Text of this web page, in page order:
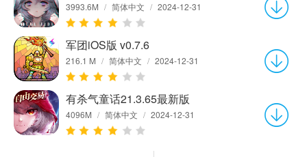
3993.6M / 简体中文 / 2024-12-31
军团iOS版 v0.7.6
216.1 M / 简体中文 / 2024-12-31
有杀气童话21.3.65最新版
4096M / 简体中文 / 2024-12-31